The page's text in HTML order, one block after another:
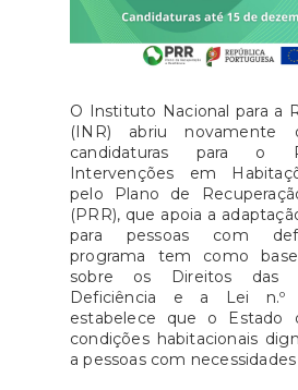
O Instituto Nacional para a
(INR) abriu novamente
candidaturas para o
Intervenções em
pelo Plano de
(PRR), que apoia a
para pessoas com
programa tem como
sobre os Direitos das
Deficiência e a Lei n.º
estabelece que o Estado
condições habitacionais
a pessoas com